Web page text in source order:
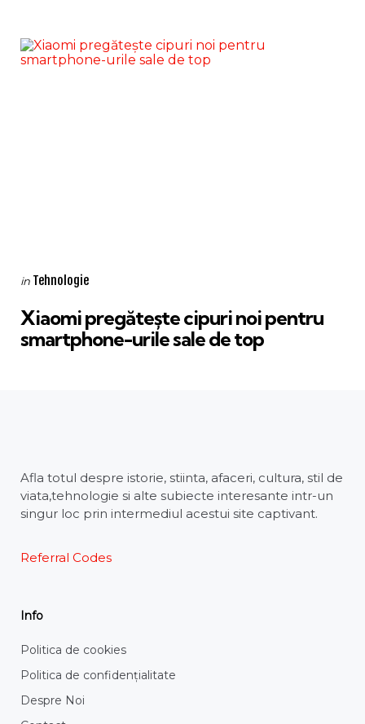
Categories
Posted
in Tehnologie
Xiaomi pregătește cipuri noi pentru
smartphone-urile sale de top
Afla totul despre istorie, stiinta, afaceri, cultura, stil de
viata,tehnologie si alte subiecte interesante intr-un
singur loc prin intermediul acestui site captivant.
Referral Codes
Info
Politica de cookies
Politica de confidențialitate
Despre Noi